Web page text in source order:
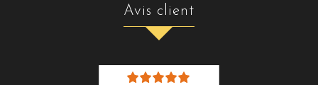
avis client